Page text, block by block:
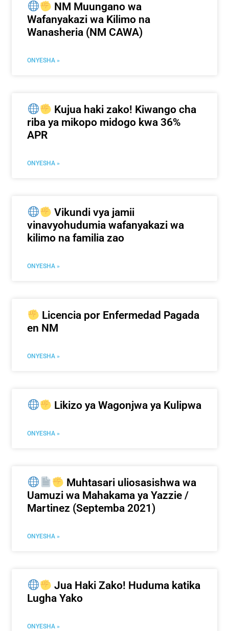
NM Muungano wa
Wafanyakazi wa Kilimo na
Wanasheria (NM CAWA)
ONYESHA »
Kujua haki zako! Kiwango cha
riba ya mikopo midogo kwa 36%
APR
ONYESHA »
Vikundi vya jamii
vinavyohudumia wafanyakazi wa
kilimo na familia zao
ONYESHA »
Licencia por Enfermedad Pagada
en NM
ONYESHA »
Likizo ya Wagonjwa ya Kulipwa
ONYESHA »
Muhtasari uliosasishwa wa
Uamuzi wa Mahakama ya Yazzie /
Martinez (Septemba 2021)
ONYESHA »
Jua Haki Zako! Huduma katika
Lugha Yako
ONYESHA »